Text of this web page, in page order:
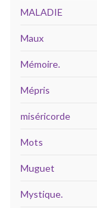
MALADIE
Maux
Mémoire.
Mépris
miséricorde
Mots
Muguet
Mystique.